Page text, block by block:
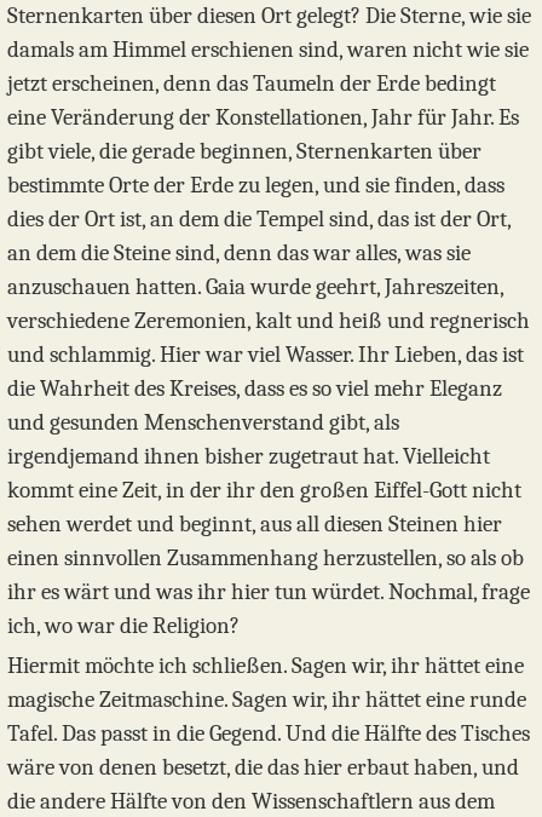
Sternenkarten über diesen Ort gelegt? Die Sterne, wie sie
damals am Himmel erschienen sind, waren nicht wie sie
jetzt erscheinen, denn das Taumeln der Erde bedingt
eine Veränderung der Konstellationen, Jahr für Jahr. Es
gibt viele, die gerade beginnen, Sternenkarten über
bestimmte Orte der Erde zu legen, und sie finden, dass
dies der Ort ist, an dem die Tempel sind, das ist der Ort,
an dem die Steine sind, denn das war alles, was sie
anzuschauen hatten. Gaia wurde geehrt, Jahreszeiten,
verschiedene Zeremonien, kalt und heiß und regnerisch
und schlammig. Hier war viel Wasser. Ihr Lieben, das ist
die Wahrheit des Kreises, dass es so viel mehr Eleganz
und gesunden Menschenverstand gibt, als
irgendjemand ihnen bisher zugetraut hat. Vielleicht
kommt eine Zeit, in der ihr den großen Eiffel-Gott nicht
sehen werdet und beginnt, aus all diesen Steinen hier
einen sinnvollen Zusammenhang herzustellen, so als ob
ihr es wärt und was ihr hier tun würdet. Nochmal, frage
ich, wo war die Religion?
Hiermit möchte ich schließen. Sagen wir, ihr hättet eine
magische Zeitmaschine. Sagen wir, ihr hättet eine runde
Tafel. Das passt in die Gegend. Und die Hälfte des Tisches
wäre von denen besetzt, die das hier erbaut haben, und
die andere Hälfte von den Wissenschaftlern aus dem